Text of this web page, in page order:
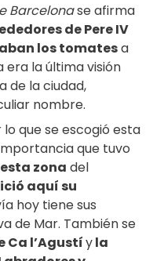
Barcelonase afirma
de Pere IV
los tomatesa
era la última visión
de la ciudad,
nombre.
que se escogió esta
que tuvo
zona del
aquí su
hoy tiene sus
de Mar. También se
Ca l’Agustíyla